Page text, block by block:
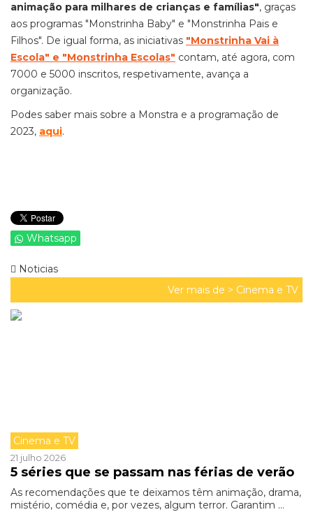
animação para milhares de crianças e famílias", graças
aos programas "Monstrinha Baby" e "Monstrinha Pais e
Filhos". De igual forma, as iniciativas "Monstrinha Vai à
Escola" e "Monstrinha Escolas" contam, até agora, com
7000 e 5000 inscritos, respetivamente, avança a
organização.
Podes saber mais sobre a Monstra e a programação de
2023, aqui.
Whatsapp
Noticias
Ver mais de > Cinema e TV
Cinema e TV
21 julho 2026
5 séries que se passam nas férias de verão
As recomendações que te deixamos têm animação, drama,
mistério, comédia e, por vezes, algum terror. Garantim ...